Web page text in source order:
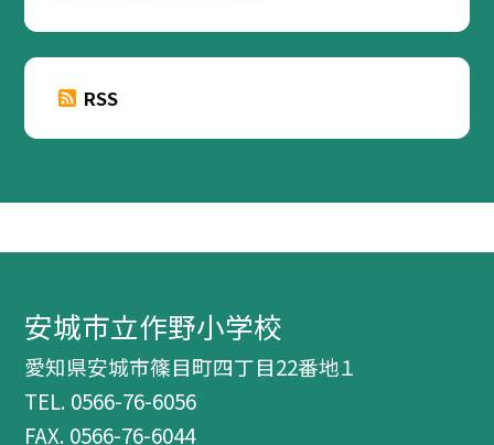
RSS
安城市立作野小学校
愛知県安城市篠目町四丁目22番地１
TEL. 0566-76-6056
FAX. 0566-76-6044